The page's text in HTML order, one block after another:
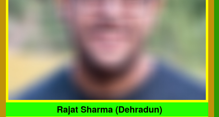
Rajat Sharma (Dehradun)